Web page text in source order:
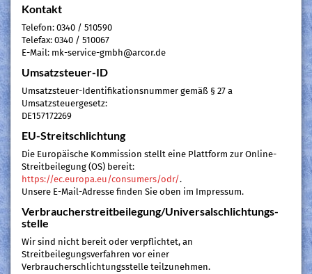
Kontakt
Telefon: 0340 / 510590
Telefax: 0340 / 510067
E-Mail: mk-service-gmbh@arcor.de
Umsatzsteuer-ID
Umsatzsteuer-Identifikationsnummer gemäß § 27 a
Umsatzsteuergesetz:
DE157172269
EU-Streitschlichtung
Die Europäische Kommission stellt eine Plattform zur Online-
Streitbeilegung (OS) bereit:
https://ec.europa.eu/consumers/odr/.
Unsere E-Mail-Adresse finden Sie oben im Impressum.
Verbraucher­streit­beilegung/Universal­schlichtungs­
stelle
Wir sind nicht bereit oder verpflichtet, an
Streitbeilegungsverfahren vor einer
Verbraucherschlichtungsstelle teilzunehmen.